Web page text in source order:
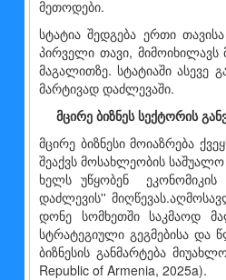
მეთოდები.
სტატია შედგება ერთი
პირველი თავი, მიმოიხილავს
მაგალითზე. სტატიაში ასევე
მარტივად დაძლევაში.
მცირე ბიზნეს სექტორის
მცირე ბიზნესი მოიაზრება
შეაქვს მოსახლეობის
ხელს უწყობენ ეკონომიკის
დაძლევის''
დონე სომხეთში საკმაოდ
სტრატეგიული გეგმებისა და
ბიზნესის განმარტება
Republic of Armenia, 2025a).